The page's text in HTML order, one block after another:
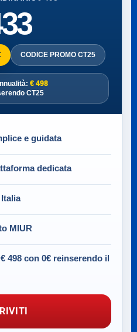
CODICE PROMO CT25
€ 498
CT25
e guidata
dedicata
MIUR
498 con 0€ reinserendo il